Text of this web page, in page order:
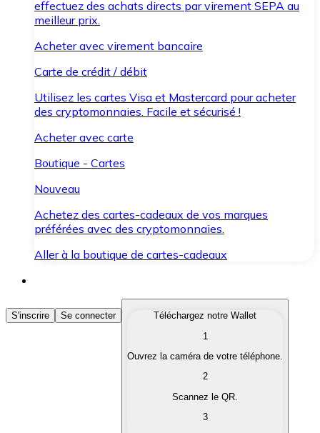
effectuez des achats directs par virement SEPA au
meilleur prix.
Acheter avec virement bancaire
Carte de crédit / débit
Utilisez les cartes Visa et Mastercard pour acheter
des cryptomonnaies. Facile et sécurisé !
Acheter avec carte
Boutique - Cartes
Nouveau
Achetez des cartes-cadeaux de vos marques
préférées avec des cryptomonnaies.
Aller à la boutique de cartes-cadeaux
Acheter des Cryptomonnaies
Achetez les cryptomonnaies qui vous intéressent
Convertissez vos cryptomonnaies en monnaie
S'inscrire Se connecter
Téléchargez notre Wallet
1
Ouvrez la caméra de votre téléphone.
2
Scannez le QR.
3